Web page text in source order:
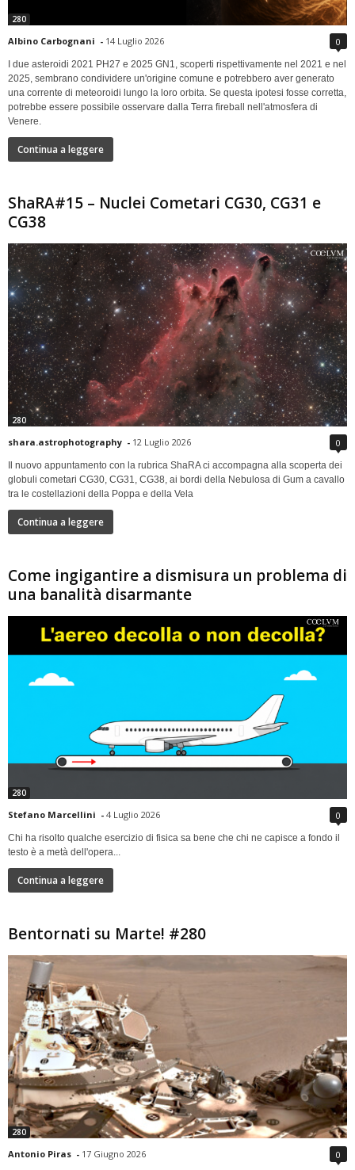
280
Albino Carbognani - 14 Luglio 2026 0
I due asteroidi 2021 PH27 e 2025 GN1, scoperti rispettivamente nel 2021 e nel
2025, sembrano condividere un'origine comune e potrebbero aver generato
una corrente di meteoroidi lungo la loro orbita. Se questa ipotesi fosse corretta,
potrebbe essere possibile osservare dalla Terra fireball nell'atmosfera di
Venere.
Continua a leggere
ShaRA#15 – Nuclei Cometari CG30, CG31 e
CG38
280
shara.astrophotography - 12 Luglio 2026 0
Il nuovo appuntamento con la rubrica ShaRA ci accompagna alla scoperta dei
globuli cometari CG30, CG31, CG38, ai bordi della Nebulosa di Gum a cavallo
tra le costellazioni della Poppa e della Vela
Continua a leggere
Come ingigantire a dismisura un problema di
una banalità disarmante
280
Stefano Marcellini - 4 Luglio 2026 0
Chi ha risolto qualche esercizio di fisica sa bene che chi ne capisce a fondo il
testo è a metà dell'opera...
Continua a leggere
Bentornati su Marte! #280
280
Antonio Piras - 17 Giugno 2026 0